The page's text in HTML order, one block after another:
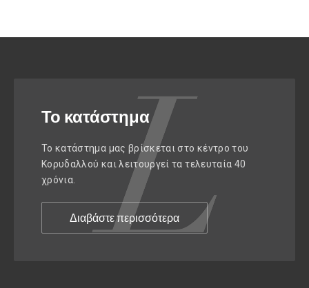
Το κατάστημα
Το κατάστημα μας βρίσκεται στο κέντρο του
Κορυδαλλού και λειτουργεί τα τελευταία 40
χρόνια.
Διαβάστε περισσότερα